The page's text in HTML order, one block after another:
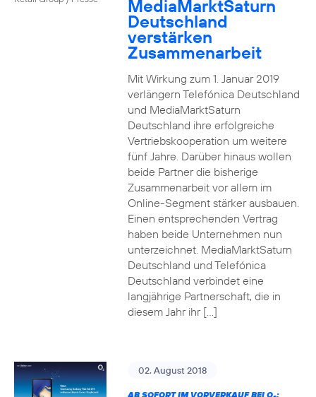
MediaMarktSaturn
Deutschland
verstärken
Zusammenarbeit
Mit Wirkung zum 1. Januar 2019
verlängern Telefónica Deutschland
und MediaMarktSaturn
Deutschland ihre erfolgreiche
Vertriebskooperation um weitere
fünf Jahre. Darüber hinaus wollen
beide Partner die bisherige
Zusammenarbeit vor allem im
Online-Segment stärker ausbauen.
Einen entsprechenden Vertrag
haben beide Unternehmen nun
unterzeichnet. MediaMarktSaturn
Deutschland und Telefónica
Deutschland verbindet eine
langjährige Partnerschaft, die in
diesem Jahr ihr […]
02. August 2018
AB SOFORT IM VORVERKAUF BEI O :